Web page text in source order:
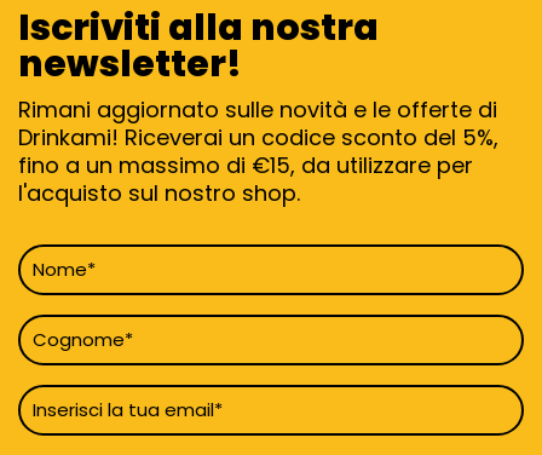
Iscriviti alla nostra
newsletter!
Rimani aggiornato sulle novità e le offerte di
Drinkami! Riceverai un codice sconto del 5%,
fino a un massimo di €15, da utilizzare per
l'acquisto sul nostro shop.
Nome
*
Cognome
*
Email
*